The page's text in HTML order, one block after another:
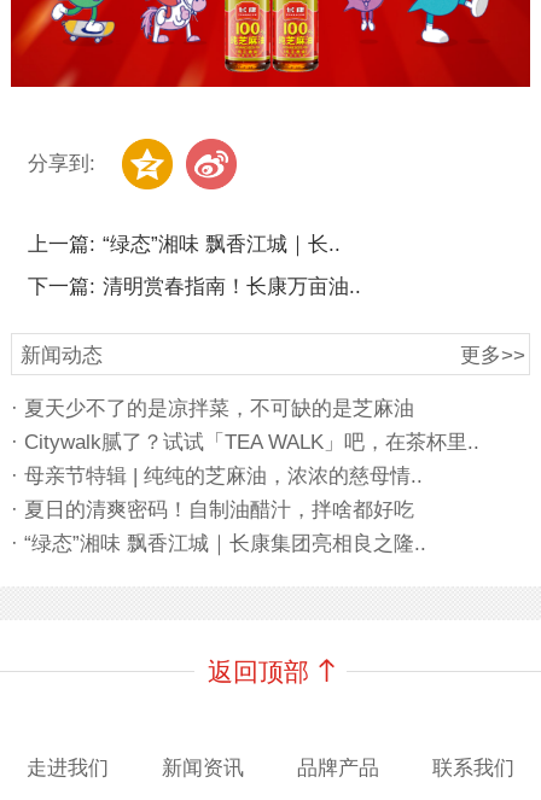
分享到:
上一篇: “绿态”湘味 飘香江城｜长..
下一篇: 清明赏春指南！长康万亩油..
新闻动态 更多>>
· 夏天少不了的是凉拌菜，不可缺的是芝麻油
· Citywalk腻了？试试「TEA WALK」吧，在茶杯里..
· 母亲节特辑 | 纯纯的芝麻油，浓浓的慈母情..
· 夏日的清爽密码！自制油醋汁，拌啥都好吃
· “绿态”湘味 飘香江城｜长康集团亮相良之隆..
返回顶部
走进我们 新闻资讯 品牌产品 联系我们